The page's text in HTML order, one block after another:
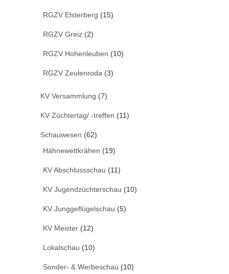
RGZV Elsterberg (15)
RGZV Greiz (2)
RGZV Hohenleuben (10)
RGZV Zeulenroda (3)
KV Versammlung (7)
KV Züchtertag/ -treffen (11)
Schauwesen (62)
Hähnewettkrähen (19)
KV Abschlussschau (11)
KV Jugendzüchterschau (10)
KV Junggeflügelschau (5)
KV Meister (12)
Lokalschau (10)
Sonder- & Werbeschau (10)